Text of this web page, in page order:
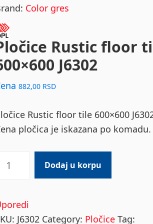
Color gres
Rustic floor
J6302
882,00 RSD
Rustic floor tile 600×600
pločica je iskazana po komadu.
Rustic
Dodaj u korpu
J6302 Category: Pločice Tag: